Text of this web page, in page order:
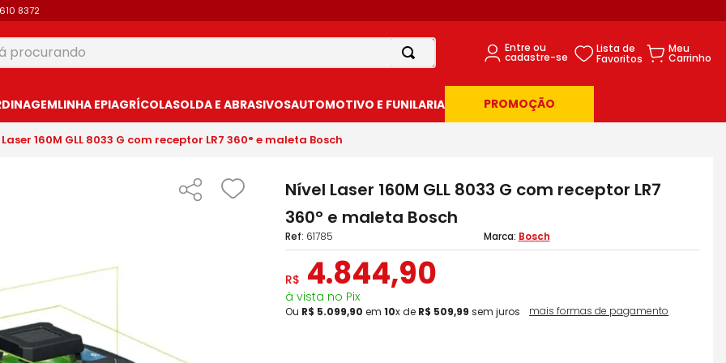
8372
LINHA EPIAGRÍCOLASOLDA E ABRASIVOSAUTOMOTIVO E FUNILARIA PROMOÇÃO
160M GLL 8033 G com receptor LR7 360° e maleta Bosch
Nível Laser 160M GLL 8033 G com receptor LR7
360° e maleta Bosch
: 61785 Bosch
R$ 4.844,90
à vista no Pix
Ou R$ 5.099,90 em 10x de R$ 509,99 sem juros mais formas de pagamento